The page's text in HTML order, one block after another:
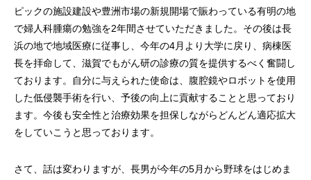
ピックの施設建設や豊洲市場の新規開場で賑わっている有明の地
で婦人科腫瘍の勉強を2年間させていただきました。その後は長
浜の地で地域医療に従事し、今年の4月より大学に戻り、病棟医
長を拝命して、滋賀でもがん研の診療の質を提供するべく奮闘し
ております。自分に与えられた使命は、腹腔鏡やロボットを使用
した低侵襲手術を行い、予後の向上に貢献することと思っており
ます。今後も安全性と治療効果を担保しながらどんどん適応拡大
をしていこうと思っております。
さて、話は変わりますが、長男が今年の5月から野球をはじめま